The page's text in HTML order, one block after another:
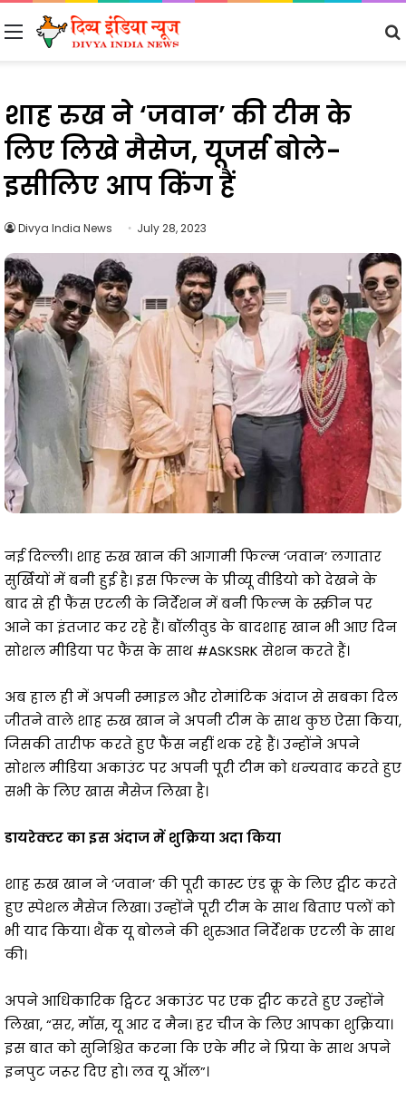
Menu
शाह रुख ने ‘जवान’ की टीम के
लिए लिखे मैसेज, यूजर्स बोले-
इसीलिए आप किंग हैं
Divya India News July 28, 2023
नई दिल्ली। शाह रुख खान की आगामी फिल्म ‘जवान’ लगातार
सुर्खियों में बनी हुई है। इस फिल्म के प्रीव्यू वीडियो को देखने के
बाद से ही फैंस एटली के निर्देशन में बनी फिल्म के स्क्रीन पर
आने का इंतजार कर रहे हैं। बॉलीवुड के बादशाह खान भी आए दिन
सोशल मीडिया पर फैंस के साथ #ASKSRK सेशन करते हैं।
अब हाल ही में अपनी स्माइल और रोमांटिक अंदाज से सबका दिल
जीतने वाले शाह रुख खान ने अपनी टीम के साथ कुछ ऐसा किया,
जिसकी तारीफ करते हुए फैंस नहीं थक रहे हैं। उन्होंने अपने
सोशल मीडिया अकाउंट पर अपनी पूरी टीम को धन्यवाद करते हुए
सभी के लिए खास मैसेज लिखा है।
डायरेक्टर का इस अंदाज में शुक्रिया अदा किया
शाह रुख खान ने ‘जवान’ की पूरी कास्ट एंड क्रू के लिए ट्वीट करते
हुए स्पेशल मैसेज लिखा। उन्होंने पूरी टीम के साथ बिताए पलों को
भी याद किया। थैंक यू बोलने की शुरुआत निर्देशक एटली के साथ
की।
अपने आधिकारिक ट्विटर अकाउंट पर एक ट्वीट करते हुए उन्होंने
लिखा, “सर, मॉस, यू आर द मैन। हर चीज के लिए आपका शुक्रिया।
इस बात को सुनिश्चित करना कि एके मीर ने प्रिया के साथ अपने
इनपुट जरूर दिए हो। लव यू ऑल”।